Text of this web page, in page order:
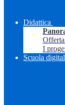
Didattica
I
Scuola